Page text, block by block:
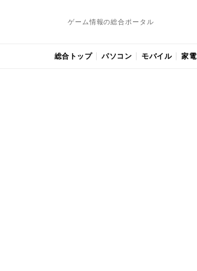
ゲーム情報の総合ポータル
総合トップ パソコン モバイル 家電